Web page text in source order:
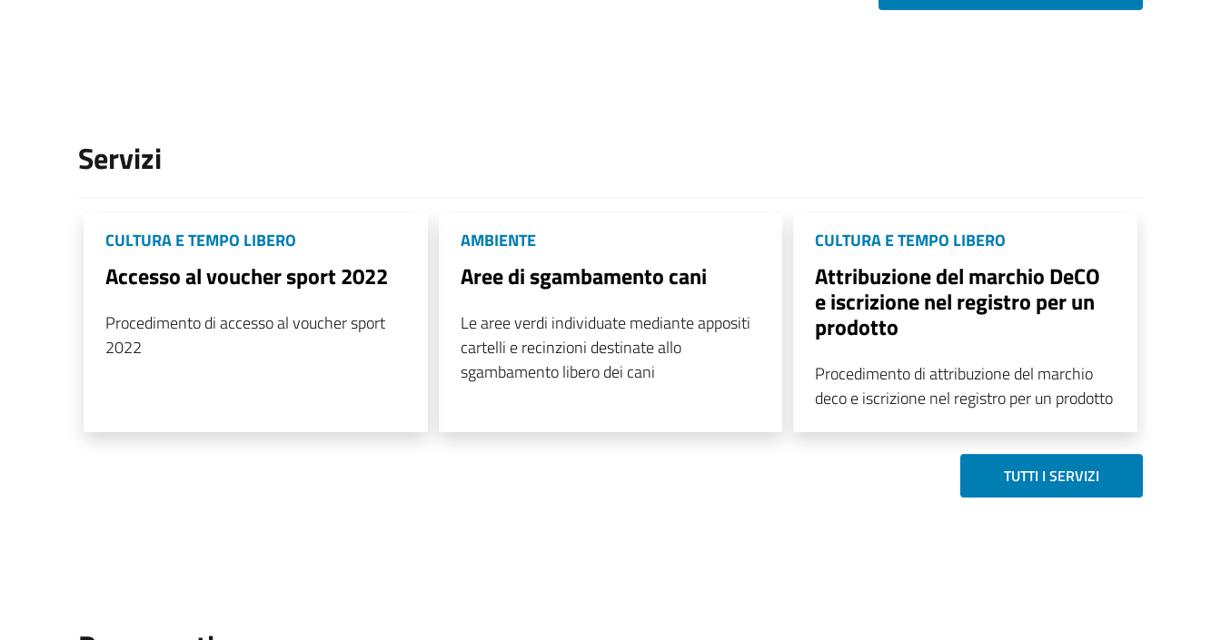
Servizi
CULTURA E TEMPO LIBERO
Accesso al voucher sport 2022
Procedimento di accesso al voucher sport
2022
AMBIENTE
Aree di sgambamento cani
Le aree verdi individuate mediante appositi
cartelli e recinzioni destinate allo
sgambamento libero dei cani
CULTURA E TEMPO LIBERO
Attribuzione del marchio DeCO
e iscrizione nel registro per un
prodotto
Procedimento di attribuzione del marchio
deco e iscrizione nel registro per un prodotto
TUTTI I SERVIZI